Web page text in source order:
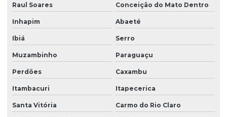
Raul Soares Conceição do Mato Dentro
Inhapim Abaeté
Ibiá Serro
Muzambinho Paraguaçu
Perdões Caxambu
Itambacuri Itapecerica
Santa Vitória Carmo do Rio Claro